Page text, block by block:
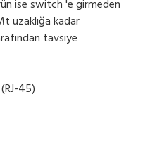
ise switch 'e girmeden
uzaklığa kadar
tavsiye
45)